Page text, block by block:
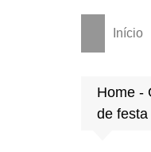
Início
Home -
de festa